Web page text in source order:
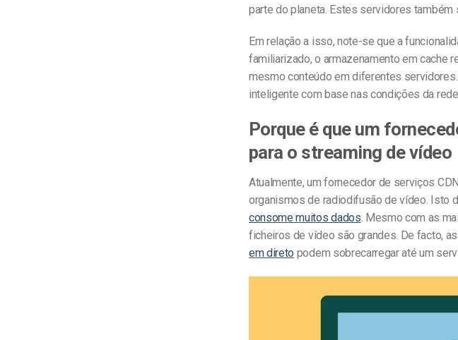
parte do planeta. Estes servidores
Em relação a isso, note-se que a
familiarizado, o armazenamento em cache
mesmo conteúdo em diferentes
inteligente com base nas condições da
Porque é que um
para o streaming de vídeo
Atualmente, um fornecedor de serviços
organismos de radiodifusão de vídeo. Isto
consome muitos dados. Mesmo com as
ficheiros de vídeo são grandes. De facto,
em direto podem sobrecarregar até um